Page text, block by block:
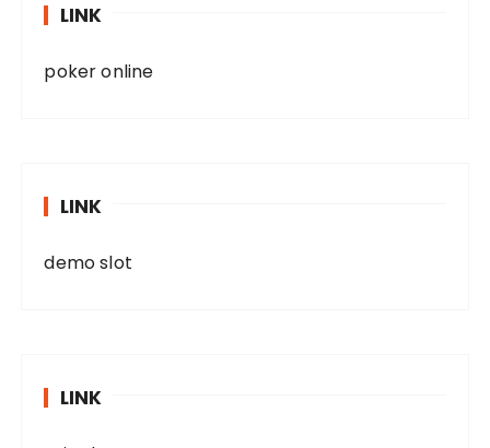
LINK
poker online
LINK
demo slot
LINK